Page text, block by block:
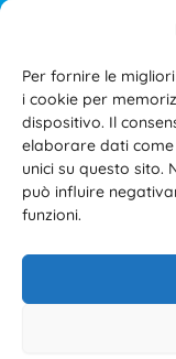
Per fornire le
i cookie per
dispositivo. Il
elaborare dati
unici su questo sito.
può influire
funzioni.
TERMINI E
RISERVATA